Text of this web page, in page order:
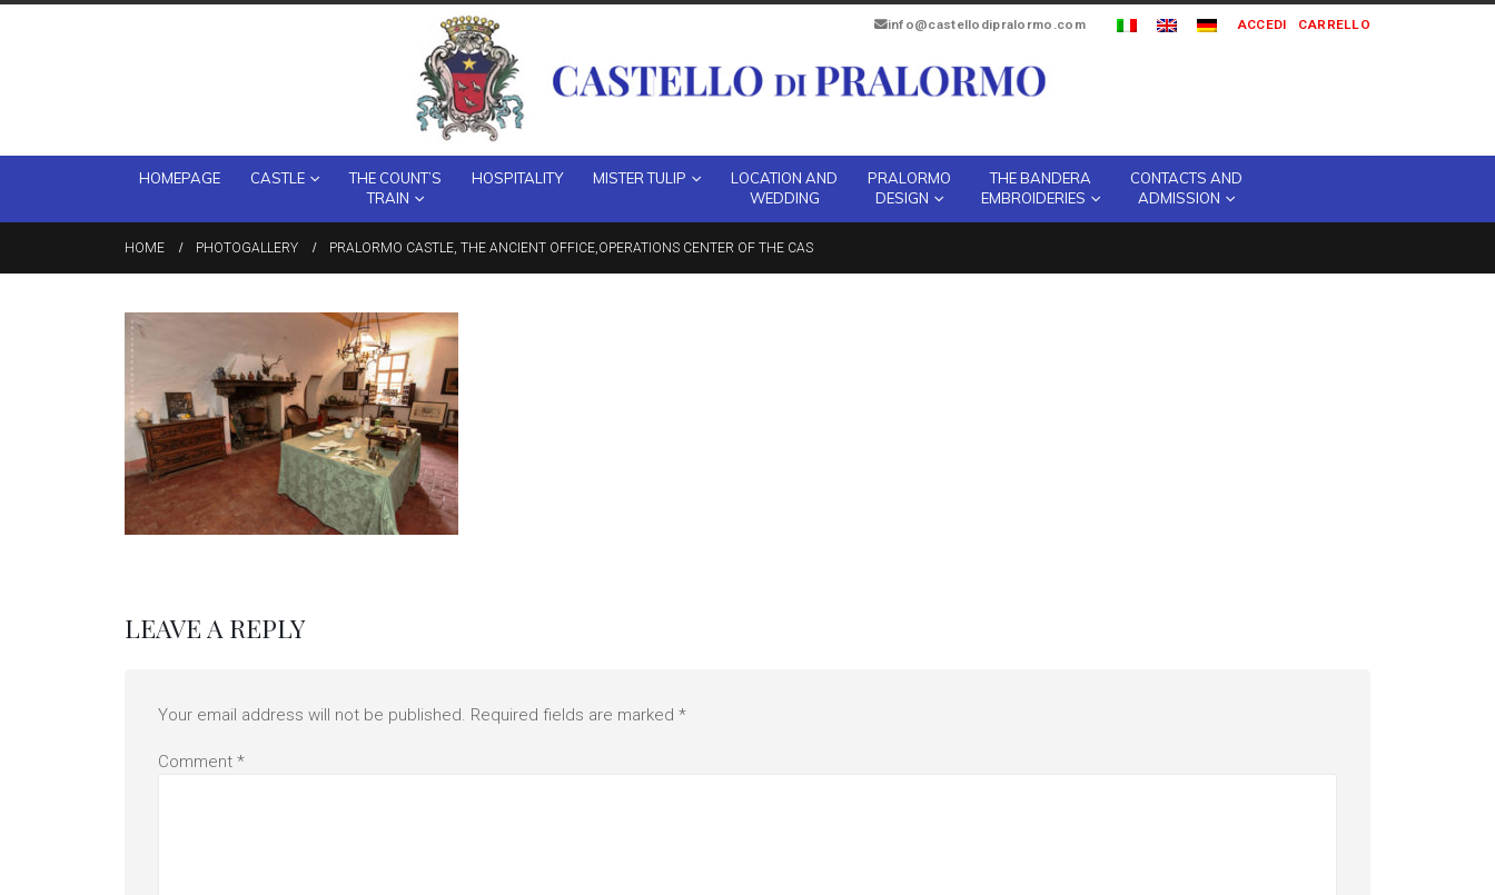
info@castellodipralormo.com ACCEDI CARRELLO
HOMEPAGE CASTLE
THE COUNT’S
TRAIN
HOSPITALITY MISTER TULIP
LOCATION AND
WEDDING
PRALORMO
DESIGN
THE BANDERA
EMBROIDERIES
CONTACTS AND
ADMISSION
HOME PHOTOGALLERY PRALORMO CASTLE, THE ANCIENT OFFICE,OPERATIONS CENTER OF THE CAS
LEAVE A REPLY
Your email address will not be published. Required fields are marked *
Comment *